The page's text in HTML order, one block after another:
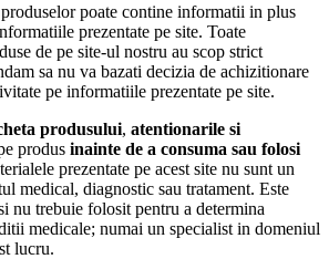
poate contine informatii in plus
prezentate pe site. Toate
de pe site-ul nostru au scop strict
sa nu va bazati decizia de achizitionare
pe informatiile prezentate pe site.
produsului, atentionarile si
produs inainte de a consuma sau folosi
prezentate pe acest site nu sunt un
medical, diagnostic sau tratament. Este
nu trebuie folosit pentru a determina
medicale; numai un specialist in domeniul
lucru.